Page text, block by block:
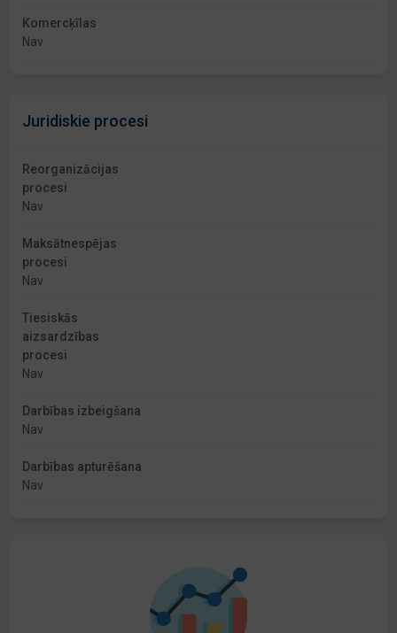
Komercķīlas
Nav
Juridiskie procesi
Reorganizācijas
procesi
Nav
Maksātnespējas
procesi
Nav
Tiesiskās
aizsardzības
procesi
Nav
Darbības izbeigšana
Nav
Darbības apturēšana
Nav